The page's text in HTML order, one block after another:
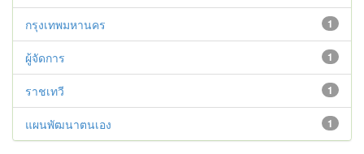
1
กรุงเทพมหานคร
1
ผู้จัดการ
1
ราชเทวี
1
แผนพัฒนาตนเอง